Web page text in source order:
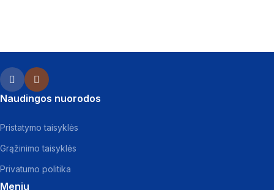
Naudingos nuorodos
Pristatymo taisyklės
Grąžinimo taisyklės
Privatumo politika
Meniu